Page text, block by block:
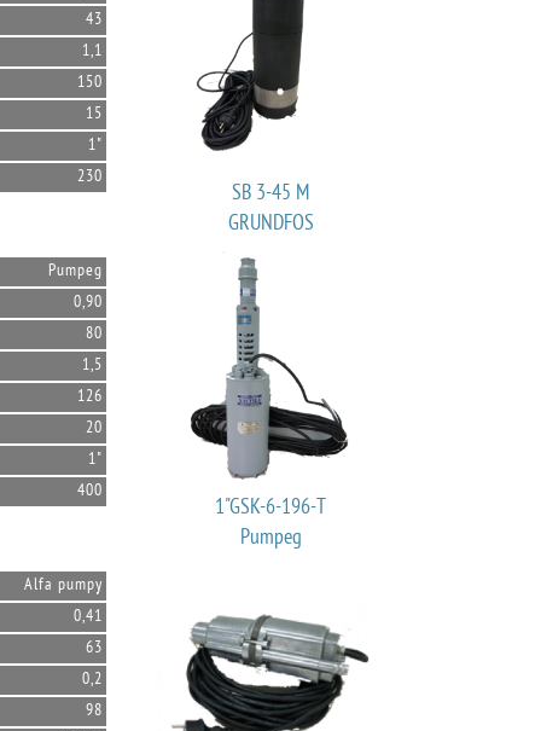
43
1,1
150
15
1"
230
SB 3-45 M
GRUNDFOS
Pumpeg
0,90
80
1,5
126
20
1"
400
1"GSK-6-196-T
Pumpeg
Alfa pumpy
0,41
63
0,2
98